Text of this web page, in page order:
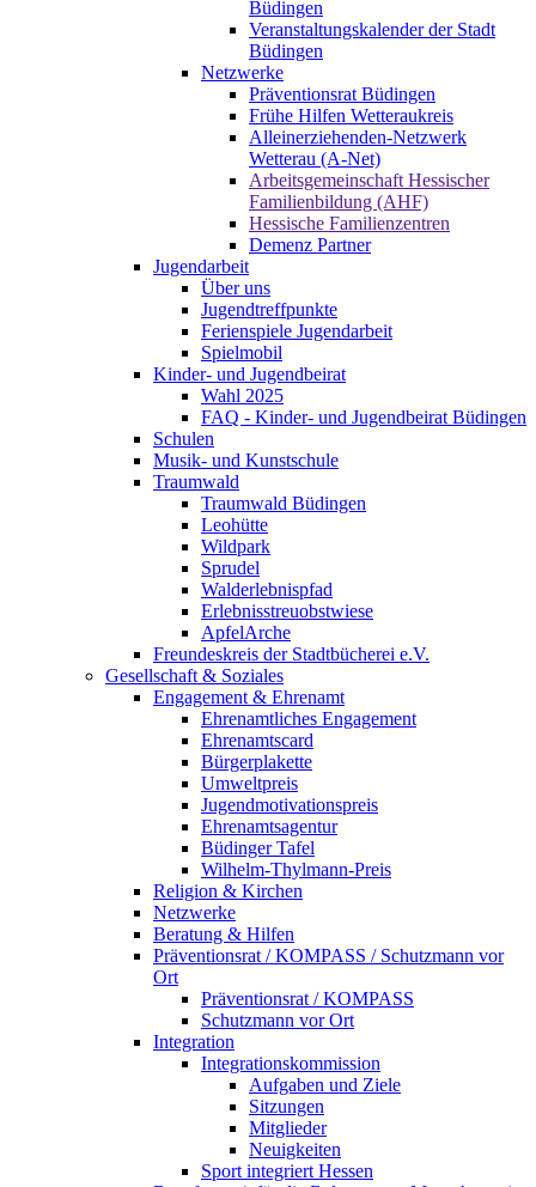
Büdingen
Veranstaltungskalender der Stadt
Büdingen
Netzwerke
Präventionsrat Büdingen
Frühe Hilfen Wetteraukreis
Alleinerziehenden-Netzwerk
Wetterau (A-Net)
Arbeitsgemeinschaft Hessischer
Familienbildung (AHF)
Hessische Familienzentren
Demenz Partner
Jugendarbeit
Über uns
Jugendtreffpunkte
Ferienspiele Jugendarbeit
Spielmobil
Kinder- und Jugendbeirat
Wahl 2025
FAQ - Kinder- und Jugendbeirat Büdingen
Schulen
Musik- und Kunstschule
Traumwald
Traumwald Büdingen
Leohütte
Wildpark
Sprudel
Walderlebnispfad
Erlebnisstreuobstwiese
ApfelArche
Freundeskreis der Stadtbücherei e.V.
Gesellschaft & Soziales
Engagement & Ehrenamt
Ehrenamtliches Engagement
Ehrenamtscard
Bürgerplakette
Umweltpreis
Jugendmotivationspreis
Ehrenamtsagentur
Büdinger Tafel
Wilhelm-Thylmann-Preis
Religion & Kirchen
Netzwerke
Beratung & Hilfen
Präventionsrat / KOMPASS / Schutzmann vor
Ort
Präventionsrat / KOMPASS
Schutzmann vor Ort
Integration
Integrationskommission
Aufgaben und Ziele
Sitzungen
Mitglieder
Neuigkeiten
Sport integriert Hessen